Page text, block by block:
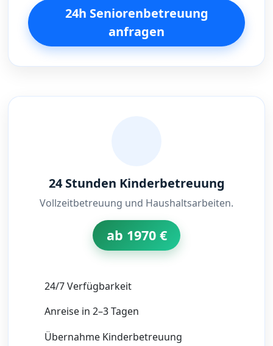
24h Seniorenbetreuung
anfragen
24 Stunden Kinderbetreuung
Vollzeitbetreuung und Haushaltsarbeiten.
ab 1970 €
24/7 Verfügbarkeit
Anreise in 2–3 Tagen
Übernahme Kinderbetreuung